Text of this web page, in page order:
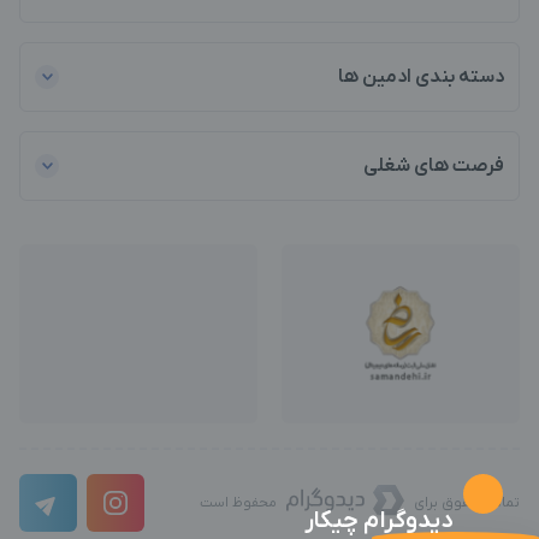
دسته بندی ادمین ها
فرصت های شغلی
تمامی حقوق برای محفوظ است
دیدوگرام چیکار